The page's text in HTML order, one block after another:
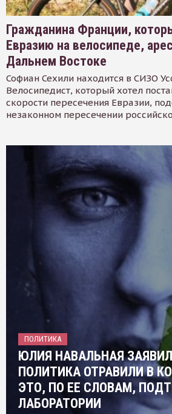
Гражданина Франции,
Евразию на велосипеде,
Дальнем Востоке
Софиан Сехили находится в СИЗО
Велосипедист, который хотел
скорости пересечения Евразии,
незаконном пересечении
ПОЛИТИКА
ЮЛИЯ НАВАЛЬНАЯ
ПОЛИТИКА ОТРАВИЛИ В
ЭТО, ПО ЕЕ СЛОВАМ,
ЛАБОРАТОРИИ